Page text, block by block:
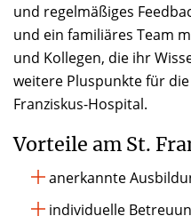
und regelmäßiges
und ein familiäres Team
und Kollegen, die ihr
weitere Pluspunkte für
Franziskus-Hospital.
Vorteile am St.
anerkannte
individuelle